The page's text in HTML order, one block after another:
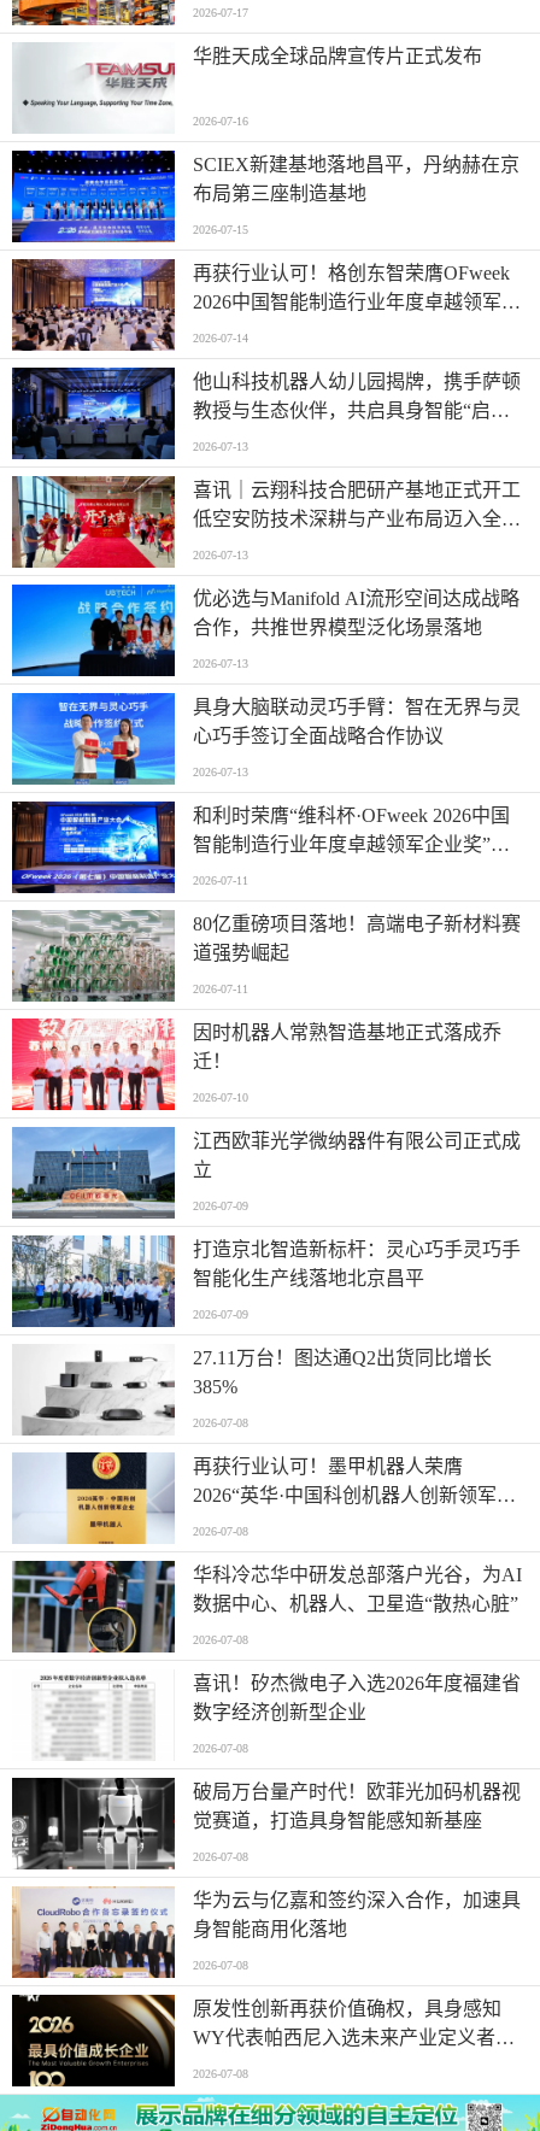
2026-07-17
华胜天成全球品牌宣传片正式发布
2026-07-16
SCIEX新建基地落地昌平，丹纳赫在京
布局第三座制造基地
2026-07-15
再获行业认可！格创东智荣膺OFweek
2026中国智能制造行业年度卓越领军企
业奖
2026-07-14
他山科技机器人幼儿园揭牌，携手萨顿
教授与生态伙伴，共启具身智能“启蒙
时代”
2026-07-13
喜讯｜云翔科技合肥研产基地正式开工
低空安防技术深耕与产业布局迈入全新
阶段
2026-07-13
优必选与Manifold AI流形空间达成战略
合作，共推世界模型泛化场景落地
2026-07-13
具身大脑联动灵巧手臂：智在无界与灵
心巧手签订全面战略合作协议
2026-07-13
和利时荣膺“维科杯·OFweek 2026中国
智能制造行业年度卓越领军企业奖”，
以自主创新实力引领智造新浪潮
2026-07-11
80亿重磅项目落地！高端电子新材料赛
道强势崛起
2026-07-11
因时机器人常熟智造基地正式落成乔
迁！
2026-07-10
江西欧菲光学微纳器件有限公司正式成
立
2026-07-09
打造京北智造新标杆：灵心巧手灵巧手
智能化生产线落地北京昌平
2026-07-09
27.11万台！图达通Q2出货同比增长
385%
2026-07-08
再获行业认可！墨甲机器人荣膺
2026“英华·中国科创机器人创新领军企
业”全产业链智能出海标杆
2026-07-08
华科冷芯华中研发总部落户光谷，为AI
数据中心、机器人、卫星造“散热心脏”
2026-07-08
喜讯！矽杰微电子入选2026年度福建省
数字经济创新型企业
2026-07-08
破局万台量产时代！欧菲光加码机器视
觉赛道，打造具身智能感知新基座
2026-07-08
华为云与亿嘉和签约深入合作，加速具
身智能商用化落地
2026-07-08
原发性创新再获价值确权，具身感知
WY代表帕西尼入选未来产业定义者榜
单
2026-07-08